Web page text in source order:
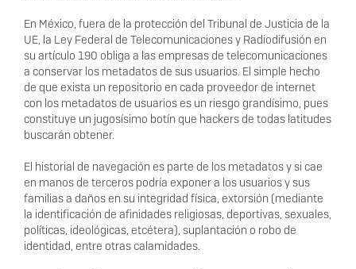
En México, fuera de la protección del Tribunal de Justicia de la
UE, la Ley Federal de Telecomunicaciones y Radiodifusión en
su artículo 190 obliga a las empresas de telecomunicaciones
a conservar los metadatos de sus usuarios. El simple hecho
de que exista un repositorio en cada proveedor de internet
con los metadatos de usuarios es un riesgo grandísimo, pues
constituye un jugosísimo botín que hackers de todas latitudes
buscarán obtener.
El historial de navegación es parte de los metadatos y si cae
en manos de terceros podría exponer a los usuarios y sus
familias a daños en su integridad física, extorsión (mediante
la identificación de afinidades religiosas, deportivas, sexuales,
políticas, ideológicas, etcétera), suplantación o robo de
identidad, entre otras calamidades.